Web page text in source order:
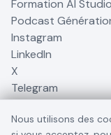
Formation AI
Podcast
Instagram
LinkedIn
X
Telegram
Nous utilisons des